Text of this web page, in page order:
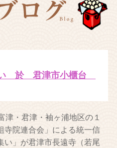
於 君津市小櫃台
津・君津・袖ヶ浦地区の１
寺院連合会」による統一信
」が君津市長遠寺（若尾